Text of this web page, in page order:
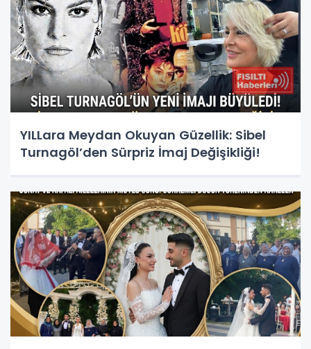
YILLara Meydan Okuyan Güzellik: Sibel
Turnagöl’den Sürpriz İmaj Değişikliği!